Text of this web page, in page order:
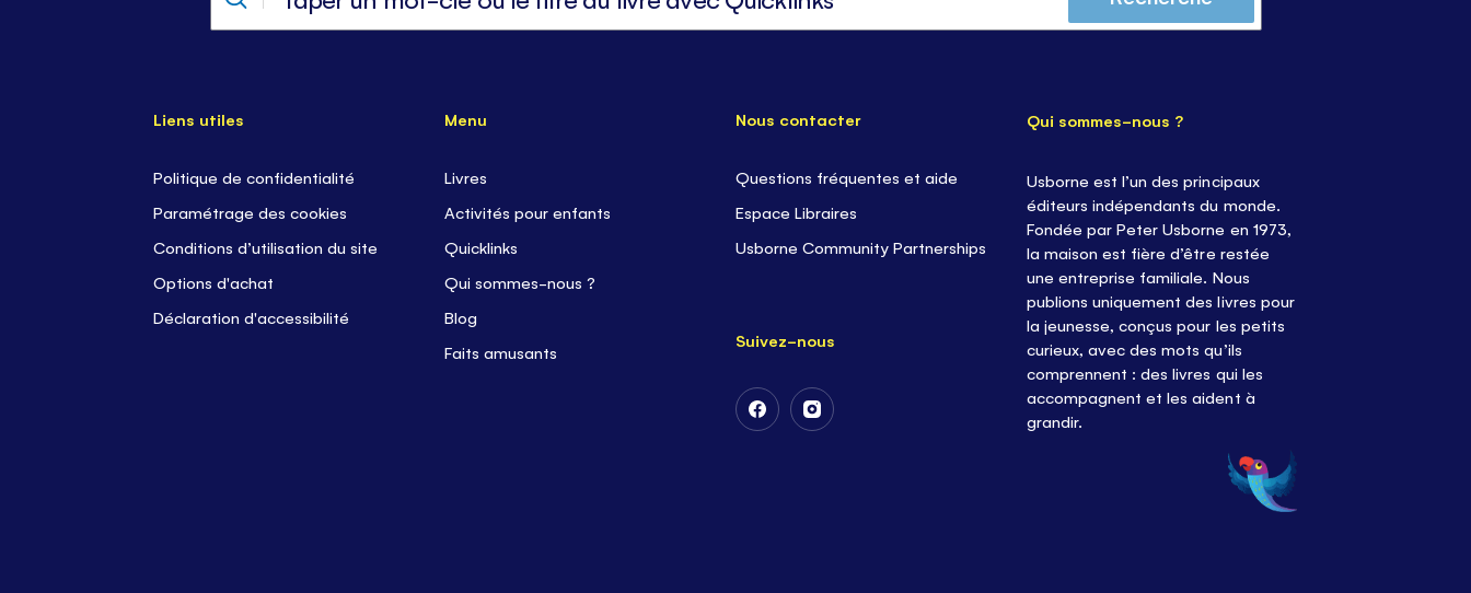
Liens utiles
Politique de confidentialité
Paramétrage des cookies
Conditions d’utilisation du site
Options d'achat
Déclaration d'accessibilité
Menu
Livres
Activités pour enfants
Quicklinks
Qui sommes-nous ?
Blog
Faits amusants
Nous contacter
Questions fréquentes et aide
Espace Libraires
Usborne Community Partnerships
Suivez-nous
Suivez-Suivez-
Qui sommes-nous ?
Usborne est l’un des principaux
éditeurs indépendants du monde.
Fondée par Peter Usborne en 1973,
la maison est fière d’être restée
une entreprise familiale. Nous
publions uniquement des livres pour
la jeunesse, conçus pour les petits
curieux, avec des mots qu’ils
comprennent : des livres qui les
accompagnent et les aident à
grandir.